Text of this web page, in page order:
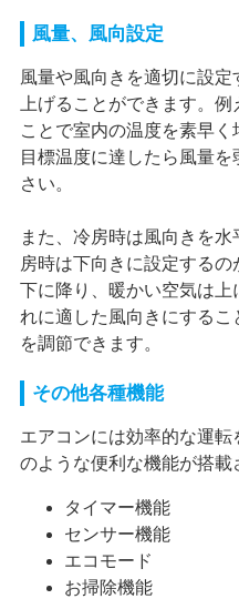
風量、風向設定
風量や風向きを適切に設
上げることができます。
ことで室内の温度を素早く
目標温度に達したら風量
さい。
また、冷房時は風向きを
房時は下向きに設定する
下に降り、暖かい空気は上
れに適した風向きにする
を調節できます。
その他各種機能
エアコンには効率的な運
のような便利な機能が搭載
タイマー機能
センサー機能
エコモード
お掃除機能